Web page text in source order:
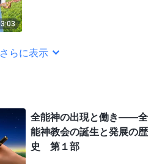
3:03
さらに表示
全能神の出現と働き——全
能神教会の誕生と発展の歴
史 第１部